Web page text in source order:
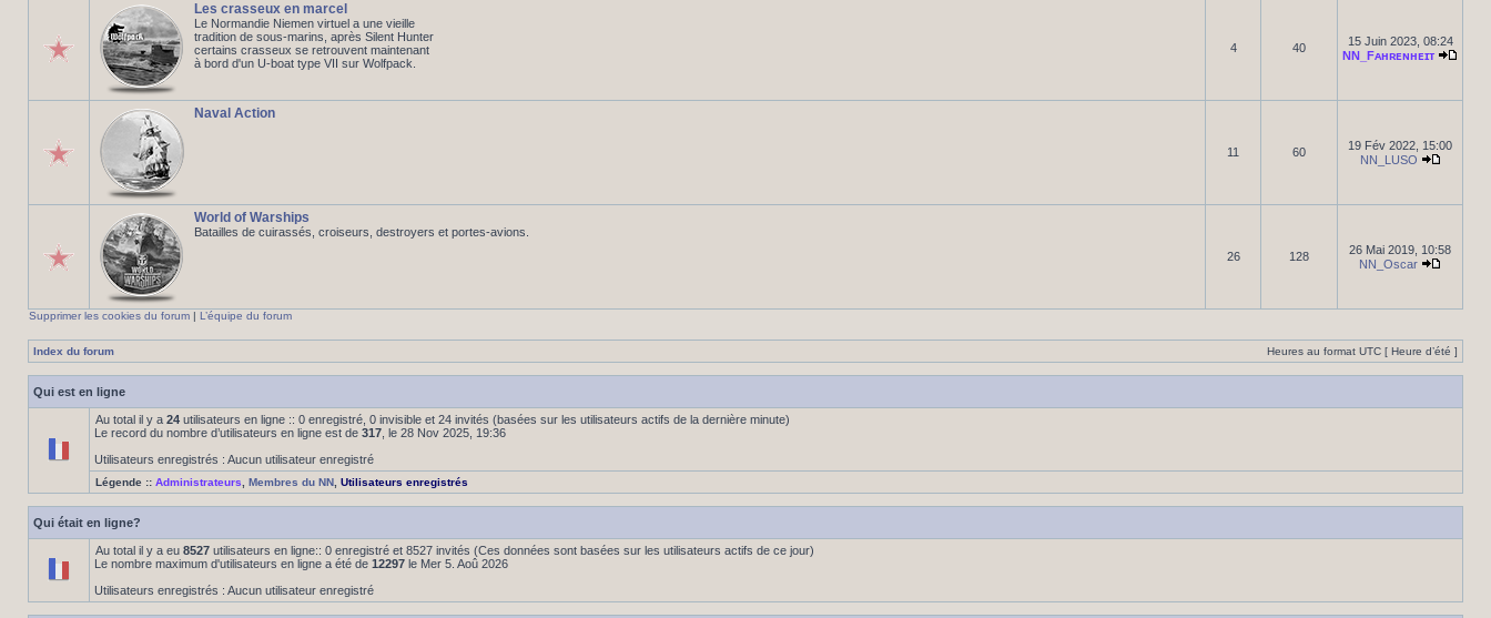
Les crasseux en marcel
Le Normandie Niemen virtuel a une vieille
tradition de sous-marins, après Silent Hunter
certains crasseux se retrouvent maintenant
à bord d'un U-boat type VII sur Wolfpack.
4 40
15 Juin 2023, 08:24
NN_Fᴀʜʀᴇɴʜᴇɪᴛ
Naval Action
11 60
19 Fév 2022, 15:00
NN_LUSO
World of Warships
Batailles de cuirassés, croiseurs, destroyers et portes-avions.
26
128
26 Mai 2019, 10:58
NN_Oscar
Supprimer les cookies du forum | L’équipe du forum
Index du forum Heures au format UTC [ Heure d’été ]
Qui est en ligne
Au total il y a 24 utilisateurs en ligne :: 0 enregistré, 0 invisible et 24 invités (basées sur les utilisateurs actifs de la dernière minute)
Le record du nombre d’utilisateurs en ligne est de 317 , le 28 Nov 2025, 19:36
Utilisateurs enregistrés : Aucun utilisateur enregistré
Légende :: Administrateurs Membres du NN Utilisateurs enregistrés
Qui était en ligne?
Au total il y a eu 8527 utilisateurs en ligne:: 0 enregistré et 8527 invités (Ces données sont basées sur les utilisateurs actifs de ce jour)
Le nombre maximum d'utilisateurs en ligne a été de 12297 le Mer 5. Aoû 2026
Utilisateurs enregistrés : Aucun utilisateur enregistré